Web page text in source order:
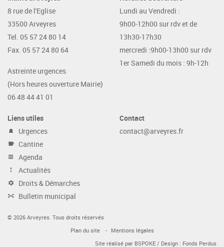
8 rue de l'Eglise
33500 Arveyres
Tel. 05 57 24 80 14
Fax. 05 57 24 80 64
Astreinte urgences
(Hors heures ouverture Mairie)
06 48 44 41 01
Lundi au Vendredi :
9h00-12h00 sur rdv et de
13h30-17h30
mercredi :9h00-13h00 sur rdv
1er Samedi du mois : 9h-12h
Liens utiles
Urgences
Cantine
Agenda
Actualités
Droits & Démarches
Bulletin municipal
Contact
contact@arveyres.fr
© 2026 Arveyres. Tous droits réservés
Plan du site
Mentions légales
Site réalisé par BSPOKE / Design : Fonds Perdus